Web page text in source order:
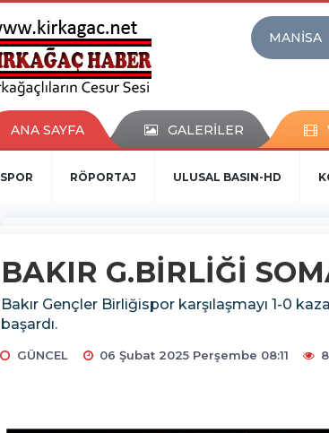
MANISA
ANA SAYFA GALERİLER
SPOR RÖPORTAJ ULUSAL BASIN-HD
BAKIR G.BİRLİĞİ
Bakır Gençler Birliğispor karşılaşmayı 1-0
başardı.
GÜNCEL 06 Şubat 2025 Perşembe 08:11